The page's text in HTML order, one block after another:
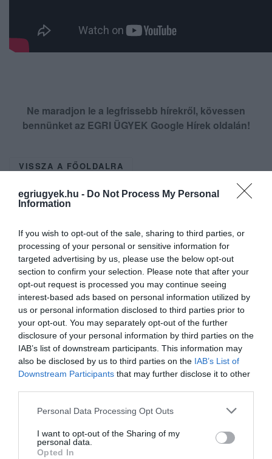
egriugyek.hu - Do Not Process My Personal
Information
If you wish to opt-out of the sale, sharing to third parties, or
processing of your personal or sensitive information for
targeted advertising by us, please use the below opt-out
section to confirm your selection. Please note that after your
opt-out request is processed you may continue seeing
interest-based ads based on personal information utilized by
us or personal information disclosed to third parties prior to
your opt-out. You may separately opt-out of the further
disclosure of your personal information by third parties on the
IAB’s list of downstream participants. This information may
also be disclosed by us to third parties on the IAB’s List of
Downstream Participants that may further disclose it to other
Please note that this website/app uses one or more Google
not limited to your visit or usage behaviour. You may click to
grant or deny consent to Google and its third-party tags to
Personal Data Processing Opt Outs
I want to opt-out of the Sharing of my
personal data.
Opted In
Ne maradjon le a legfrissebb hírekről, kövessen
bennünket az EGRI ÜGYEK Google Hírek oldalán!
VISSZA A FŐOLDALRA
Legfrissebb híreink
A GYAKORNOKI MUNKA: LEHETŐSÉGEK ÉS
KIHÍVÁSOK A KARRIER KE...
2026. augusztus 09|Promóció
35 PERCES TANÓRÁK ÉS KEVESEBB HÁZI
2026. augusztus 08|Mindenki ügye
BAKA ANDRÁST JELÖLI KÖZTÁRSASÁGI